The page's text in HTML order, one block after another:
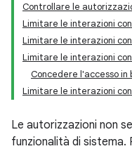
Controllare le
Limitare le interazioni
Limitare le interazioni
Limitare le interazioni
Concedere l'accesso in
Limitare le interazioni
Le autorizzazioni non
funzionalità di sistema.